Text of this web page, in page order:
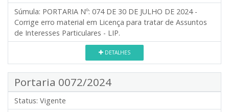
Súmula: PORTARIA Nº: 074 DE 30 DE JULHO DE 2024 -
Corrige erro material em Licença para tratar de Assuntos
de Interesses Particulares - LIP.
DETALHES
Portaria 0072/2024
Status: Vigente